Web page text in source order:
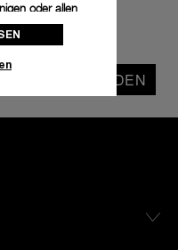
SENDEN
oder allen
widerrufen,
oder lesen
um Ihr
der oben